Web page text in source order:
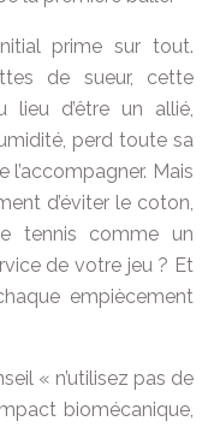
prime sur tout.
de sueur, cette
lieu d’être un allié,
perd toute sa
Mais
d’éviter le coton,
tennis comme un
de votre jeu ? Et
empiècement
« n’utilisez pas de
biomécanique,